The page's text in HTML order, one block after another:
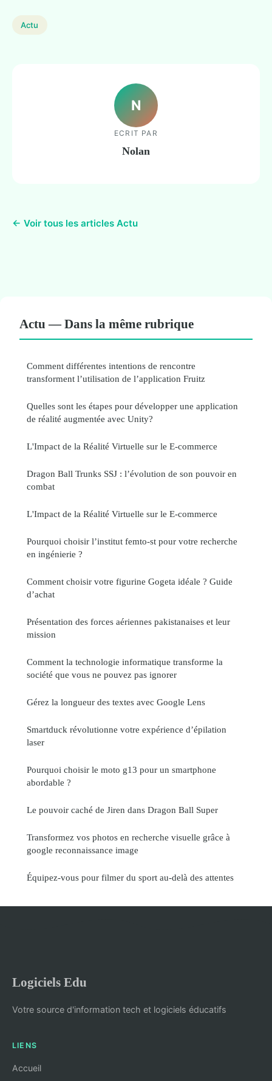
Actu
N
ECRIT PAR
Nolan
← Voir tous les articles Actu
Actu — Dans la même rubrique
Comment différentes intentions de rencontre
transforment l’utilisation de l’application Fruitz
Quelles sont les étapes pour développer une application
de réalité augmentée avec Unity?
L'Impact de la Réalité Virtuelle sur le E-commerce
Dragon Ball Trunks SSJ : l’évolution de son pouvoir en
combat
L'Impact de la Réalité Virtuelle sur le E-commerce
Pourquoi choisir l’institut femto-st pour votre recherche
en ingénierie ?
Comment choisir votre figurine Gogeta idéale ? Guide
d’achat
Présentation des forces aériennes pakistanaises et leur
mission
Comment la technologie informatique transforme la
société que vous ne pouvez pas ignorer
Gérez la longueur des textes avec Google Lens
Smartduck révolutionne votre expérience d’épilation
laser
Pourquoi choisir le moto g13 pour un smartphone
abordable ?
Le pouvoir caché de Jiren dans Dragon Ball Super
Transformez vos photos en recherche visuelle grâce à
google reconnaissance image
Équipez-vous pour filmer du sport au-delà des attentes
Logiciels Edu
Votre source d'information tech et logiciels éducatifs
LIENS
Accueil